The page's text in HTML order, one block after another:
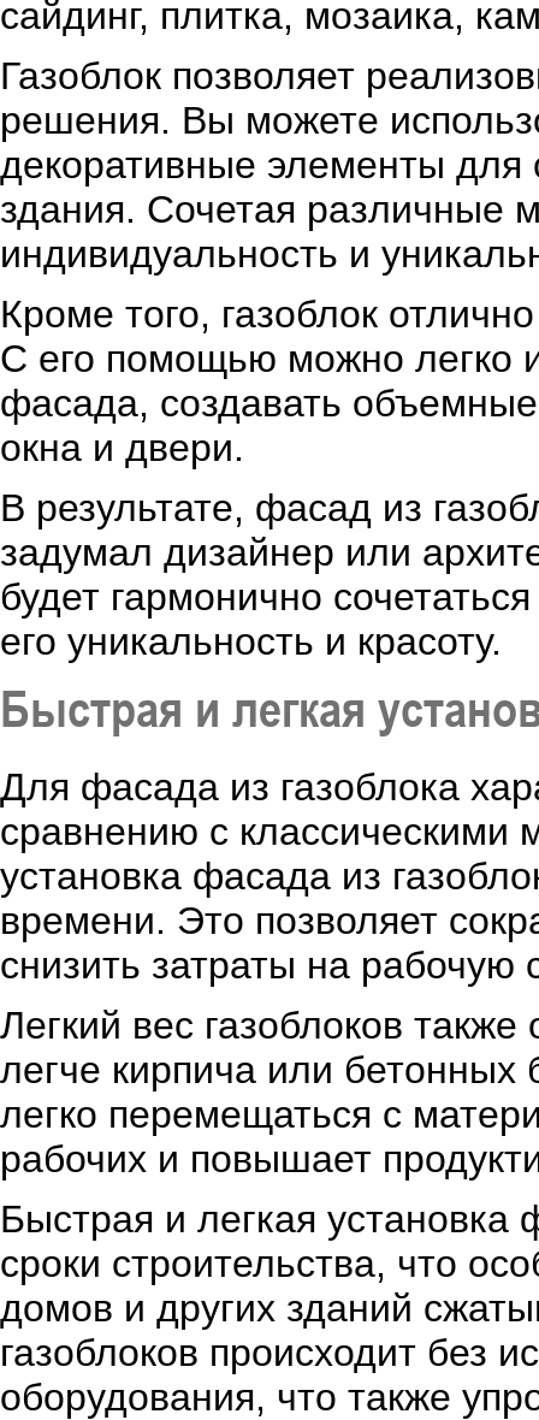
сайдинг, плитка, мозаика,
Газоблок позволяет
решения. Вы можете
декоративные элементы для
здания. Сочетая различные
индивидуальность и
Кроме того, газоблок
С его помощью можно легко
фасада, создавать
окна и двери.
В результате, фасад из
задумал дизайнер или
будет гармонично
его уникальность и красоту.
Быстрая и легкая
Для фасада из газоблока
сравнению с классическими
установка фасада из
времени. Это позволяет
снизить затраты на рабочую
Легкий вес газоблоков
легче кирпича или бетонных
легко перемещаться с
рабочих и повышает
Быстрая и легкая установка
сроки строительства, что
домов и других зданий
газоблоков происходит без
оборудования, что также